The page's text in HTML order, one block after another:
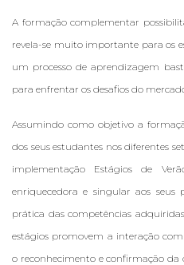
A formação complementar
revela-se muito importante para os
um processo de aprendizagem
para enfrentar os desafios do
Assumindo como objetivo a
dos seus estudantes nos diferentes
implementação Estágios de
enriquecedora e singular aos seus
prática das competências
estágios promovem a interação
o reconhecimento e confirmação